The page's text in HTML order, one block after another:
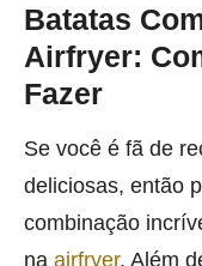
Batatas
Airfryer:
Fazer
Se você é fã de
deliciosas, então
combinação
na airfryer. Além